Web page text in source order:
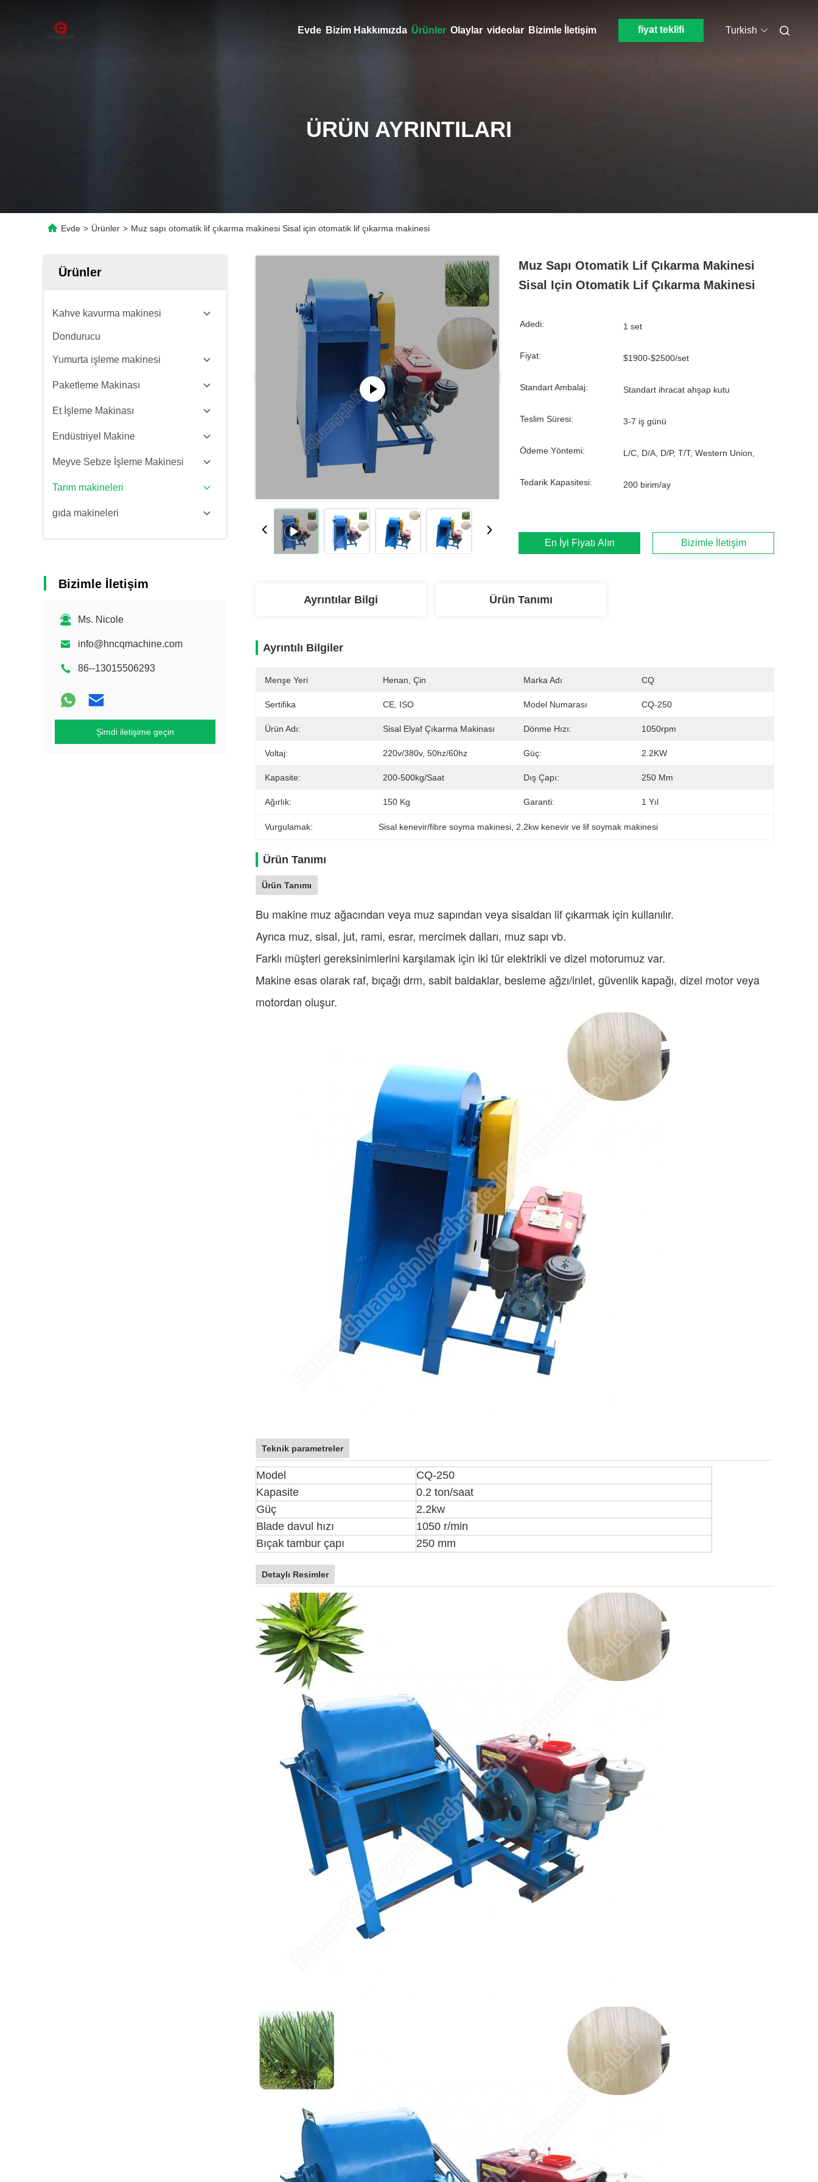
Evde Bizim Hakkımızda Ürünler Olaylar videolar Bizimle İletişim fiyat teklifi Turkish
ÜRÜN AYRINTILARI
Evde > Ürünler > Muz sapı otomatik lif çıkarma makinesi Sisal için otomatik lif çıkarma makinesi
Ürünler
Kahve kavurma makinesi
Dondurucu
Yumurta işleme makinesi
Paketleme Makinası
Et İşleme Makinası
Endüstriyel Makine
Meyve Sebze İşleme Makinesi
Tarım makineleri
gıda makineleri
Bizimle İletişim
Ms. Nicole
info@hncqmachine.com
86--13015506293
Şimdi iletişime geçin
Muz Sapı Otomatik Lif Çıkarma Makinesi
Sisal Için Otomatik Lif Çıkarma Makinesi
Adedi: 1 set
Fiyat: $1900-$2500/set
Standart Ambalaj: Standart ihracat ahşap kutu
Teslim Süresi: 3-7 iş günü
Ödeme Yöntemi: L/C, D/A, D/P, T/T, Western Union,
Tedarik Kapasitesi: 200 birim/ay
En İyi Fiyatı Alın Bizimle İletişim
Ayrıntılar Bilgi Ürün Tanımı
Ayrıntılı Bilgiler
Menşe Yeri Henan, Çin Marka Adı CQ
Sertifika CE, ISO Model Numarası CQ-250
Ürün Adı: Sisal Elyaf Çıkarma Makinası Dönme Hızı: 1050rpm
Voltaj: 220v/380v, 50hz/60hz Güç: 2.2KW
Kapasite: 200-500kg/saat Dış Çapı: 250 Mm
Ağırlık: 150 Kg Garanti: 1 Yıl
Vurgulamak: Sisal kenevir/fibre soyma makinesi 2.2kw kenevir ve lif soymak makinesi
Ürün Tanımı
Ürün Tanımı
Bu makine muz ağacından veya muz sapından veya sisaldan lif çıkarmak için kullanılır.
Ayrıca muz, sisal, jut, rami, esrar, mercimek dalları, muz sapı vb.
Farklı müşteri gereksinimlerini karşılamak için iki tür elektrikli ve dizel motorumuz var.
Makine esas olarak raf, bıçağı drm, sabit baldaklar, besleme ağzı/inlet, güvenlik kapağı, dizel motor veya
motordan oluşur.
Teknik parametreler
Model
CQ-250
Kapasite
0.2 ton/saat
Güç
2.2kw
Blade davul hızı
1050 r/min
Bıçak tambur çapı
250 mm
Detaylı Resimler